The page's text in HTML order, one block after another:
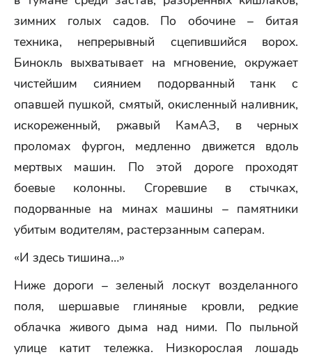
зимних голых садов. По обочине – битая
техника, непрерывный сцепившийся ворох.
Бинокль выхватывает на мгновение, окружает
чистейшим сиянием подорванный танк с
опавшей пушкой, смятый, окисленный наливник,
искореженный, ржавый КамАЗ, в черных
проломах фургон, медленно движется вдоль
мертвых машин. По этой дороге проходят
боевые колонны. Сгоревшие в стычках,
подорванные на минах машины – памятники
убитым водителям, растерзанным саперам.
«И здесь тишина…»
Ниже дороги – зеленый лоскут возделанного
поля, шершавые глиняные кровли, редкие
облачка живого дыма над ними. По пыльной
улице катит тележка. Низкорослая лошадь